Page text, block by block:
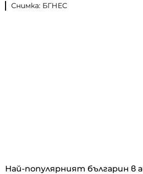
Снимка: БГНЕС
Най-популярният българин в